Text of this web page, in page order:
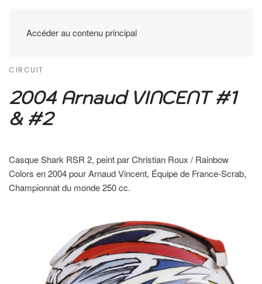
Accéder au contenu principal
CIRCUIT
2004 Arnaud VINCENT #1
& #2
Casque Shark RSR 2, peint par Christian Roux / Rainbow
Colors en 2004 pour Arnaud Vincent, Équipe de France-Scrab,
Championnat du monde 250 cc.